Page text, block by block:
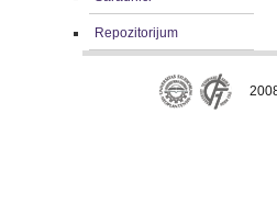
Repozitorijum